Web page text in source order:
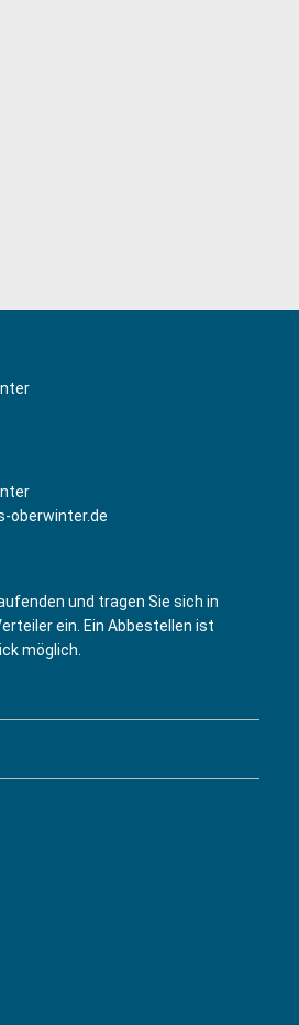
oberwinter.de
und tragen Sie sich in
ein. Ein Abbestellen ist
möglich.